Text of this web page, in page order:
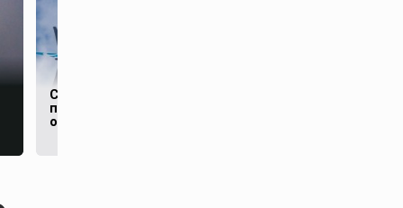
Сотни Boeing 737 Max
проверят после
обнаружения трещин